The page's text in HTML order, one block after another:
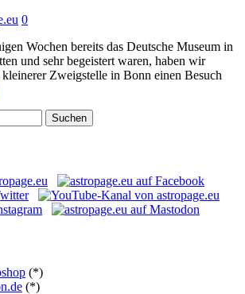
0
Wochen bereits das Deutsche Museum in
und sehr begeistert waren, haben wir
Zweigstelle in Bonn einen Besuch
(*)
(*)